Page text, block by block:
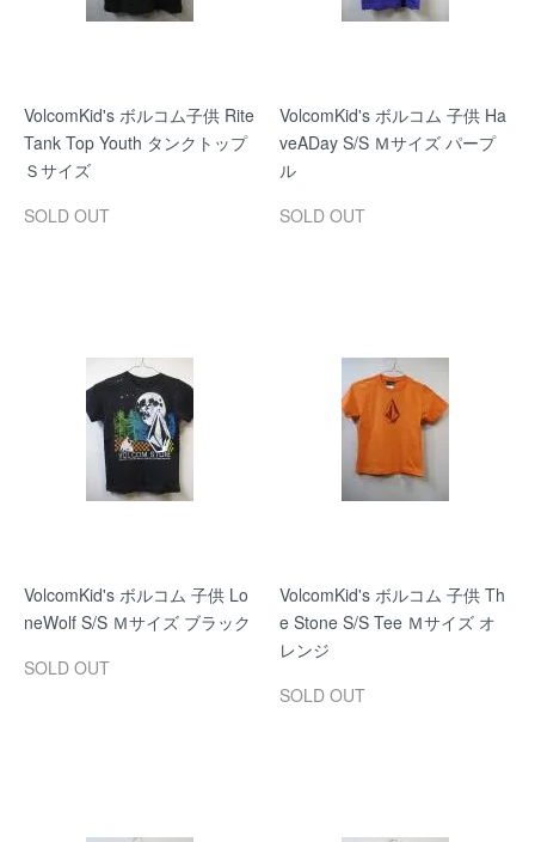
VolcomKid's ボルコム子供 Rite
Tank Top Youth タンクトップ
Ｓサイズ
SOLD OUT
VolcomKid's ボルコム 子供 Ha
veADay S/S Ｍサイズ パープ
ル
SOLD OUT
VolcomKid's ボルコム 子供 Lo
neWolf S/S Ｍサイズ ブラック
SOLD OUT
VolcomKid's ボルコム 子供 Th
e Stone S/S Tee Ｍサイズ オ
レンジ
SOLD OUT